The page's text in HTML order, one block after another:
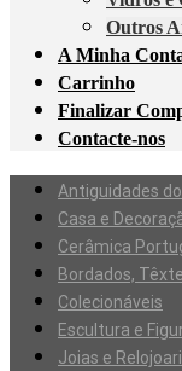
Outros
A Minha
Carrinho
Finalizar
Contacte-nos
Antiguidades
Casa e
Cerâmica
Bordados,
Colecionáveis
Escultura e
Joias e